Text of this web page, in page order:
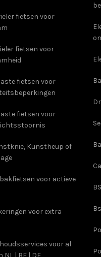
fietsen voor
fietsen voor
fietsen voor
fietsen voor
Kunstheup of
voor actieve
voor extra
voor al
| BE | DE